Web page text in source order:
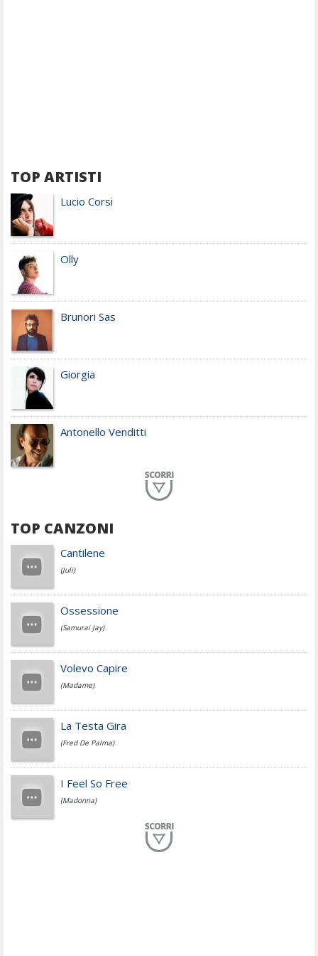
TOP ARTISTI
Lucio Corsi
Olly
Brunori Sas
Giorgia
Antonello Venditti
Achille Lauro
Cesare Cremonini
Jovanotti
Fedez
Simone Cristicchi
TOP CANZONI
Cantilene
(Juli)
Ossessione
(Samurai Jay)
Volevo Capire
(Madame)
La Testa Gira
(Fred De Palma)
I Feel So Free
(Madonna)